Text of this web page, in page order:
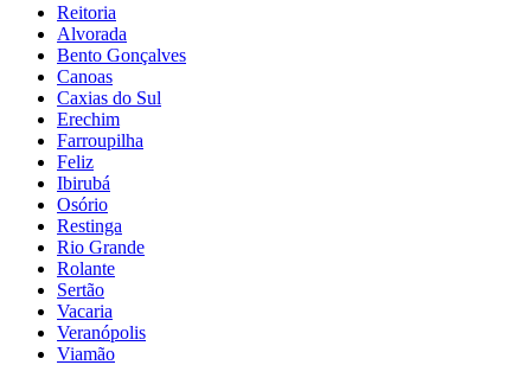
Reitoria
Alvorada
Bento Gonçalves
Canoas
Caxias do Sul
Erechim
Farroupilha
Feliz
Ibirubá
Osório
Restinga
Rio Grande
Rolante
Sertão
Vacaria
Veranópolis
Viamão